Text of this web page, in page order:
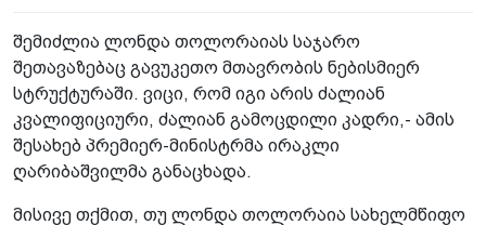
შემიძლია ლონდა თოლორაიას საჯარო
შეთავაზებაც გავუკეთო მთავრობის ნებისმიერ
სტრუქტურაში. ვიცი, რომ იგი არის ძალიან
კვალიფიციური, ძალიან გამოცდილი კადრი,- ამის
შესახებ პრემიერ-მინისტრმა ირაკლი
ღარიბაშვილმა განაცხადა.
მისივე თქმით, თუ ლონდა თოლორაია სახელმწიფო